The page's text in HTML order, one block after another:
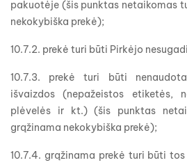
pakuotėje (šis punktas netaikomas
nekokybiška prekė);
10.7.2. prekė turi būti Pirkėjo
10.7.3. prekė turi būti
išvaizdos (nepažeistos etiketės,
plėvelės ir kt.) (šis punktas
grąžinama nekokybiška prekė);
10.7.4. grąžinama prekė turi būti